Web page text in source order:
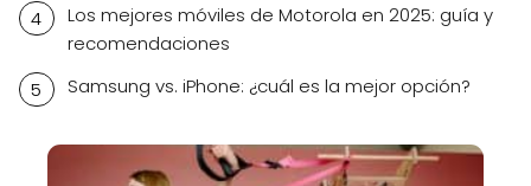
Los mejores móviles de Motorola en 2025: guía y
recomendaciones
Samsung vs. iPhone: ¿cuál es la mejor opción?